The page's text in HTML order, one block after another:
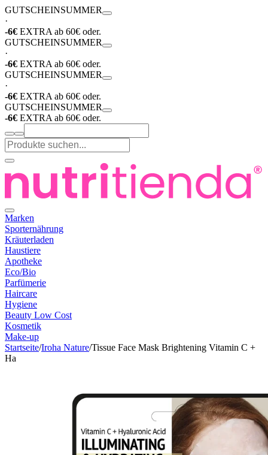
GUTSCHEINSUMMER
·
-6€ EXTRA ab 60€ oder.
GUTSCHEINSUMMER
·
-6€ EXTRA ab 60€ oder.
GUTSCHEINSUMMER
·
-6€ EXTRA ab 60€ oder.
GUTSCHEINSUMMER
-6€ EXTRA ab 60€ oder.
Marken
Sporternährung
Kräuterladen
Haustiere
Apotheke
Eco/Bio
Parfümerie
Haircare
Hygiene
Beauty Low Cost
Kosmetik
Make-up
Startseite/Iroha Nature/Tissue Face Mask Brightening Vitamin C +
Ha